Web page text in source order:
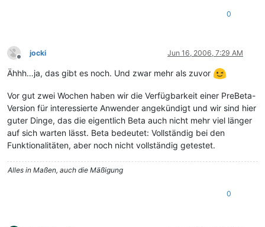
0
Offline
jocki Jun 16, 2006, 7:29 AM
Ähhh…ja, das gibt es noch. Und zwar mehr als zuvor
Vor gut zwei Wochen haben wir die Verfügbarkeit einer PreBeta-
Version für interessierte Anwender angekündigt und wir sind hier
guter Dinge, das die eigentlich Beta auch nicht mehr viel länger
auf sich warten lässt. Beta bedeutet: Vollständig bei den
Funktionalitäten, aber noch nicht vollständig getestet.
Alles in Maßen, auch die Mäßigung
0